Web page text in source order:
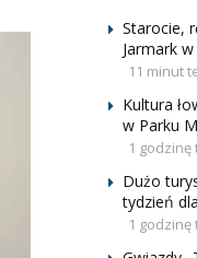
Starocie,
Jarmark
11 minut
Kultura
w Parku
1 godzinę
Dużo
tydzień
1 godzinę